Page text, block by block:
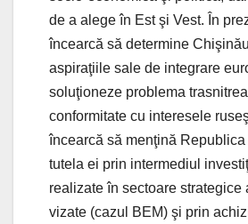
de a alege în Est şi Vest. În
încearcă să determine
aspiraţiile sale de integrare
soluţioneze problema
conformitate cu interesele
încearcă să menţină
tutela ei prin intermediul
realizate în sectoare strategice
vizate (cazul BEM) şi prin